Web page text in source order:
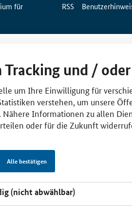
für
RSS
und /
um Ihre Einwilligung für
verstehen, um unsere
Informationen zu allen
oder für die Zukunft
Alle bestätigen
(nicht abwählbar)